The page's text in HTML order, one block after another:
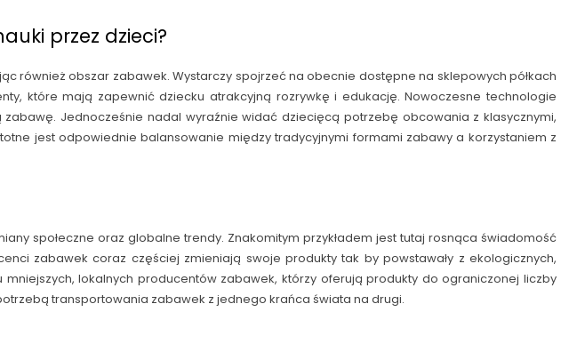
przez dzieci?
również obszar zabawek. Wystarczy spojrzeć na obecnie dostępne na sklepowych półkach
które mają zapewnić dziecku atrakcyjną rozrywkę i edukację. Nowoczesne technologie
Jednocześnie nadal wyraźnie widać dziecięcą potrzebę obcowania z klasycznymi,
jest odpowiednie balansowanie między tradycyjnymi formami zabawy a korzystaniem z
społeczne oraz globalne trendy. Znakomitym przykładem jest tutaj rosnąca świadomość
zabawek coraz częściej zmieniają swoje produkty tak by powstawały z ekologicznych,
lokalnych producentów zabawek, którzy oferują produkty do ograniczonej liczby
transportowania zabawek z jednego krańca świata na drugi.